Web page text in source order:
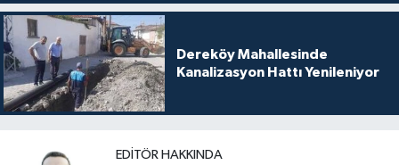
Dereköy Mahallesinde
Kanalizasyon Hattı Yenileniyor
EDITÖR HAKKINDA